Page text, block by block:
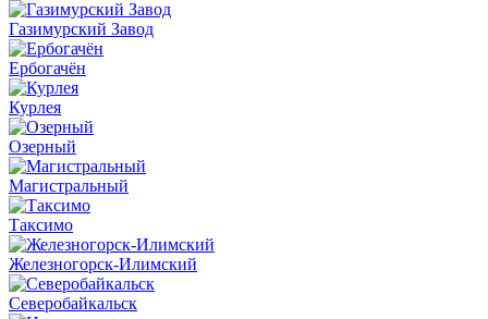
Газимурский Завод
Ербогачён
Курлея
Озерный
Магистральный
Таксимо
Железногорск-Илимский
Северобайкальск